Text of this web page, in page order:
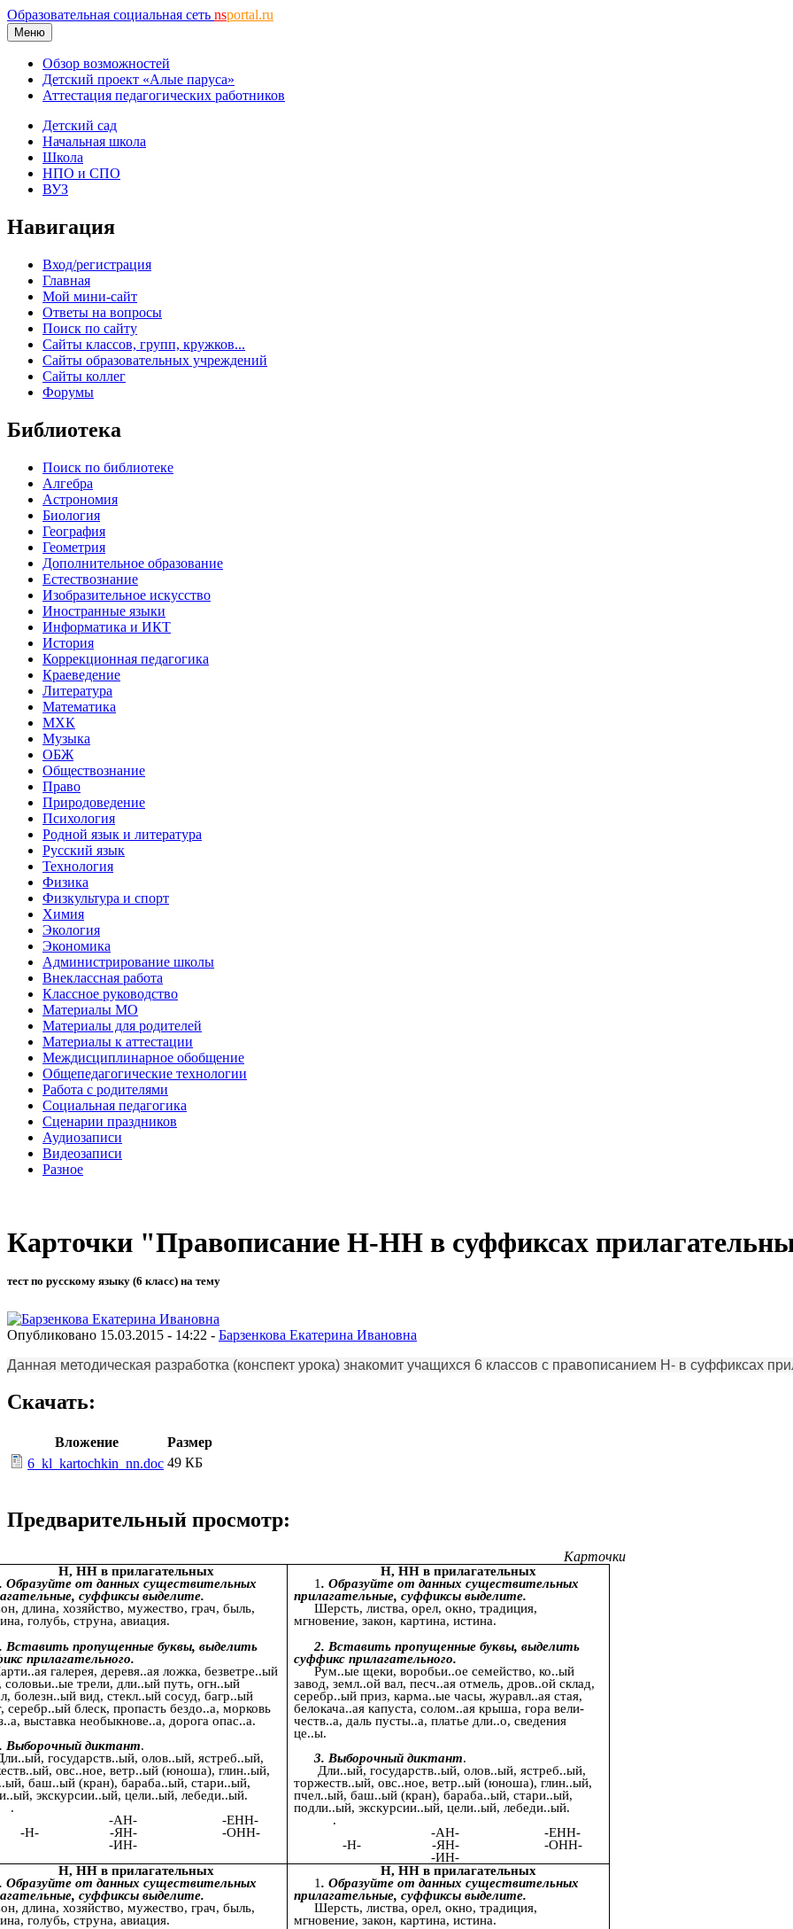
Образовательная социальная сеть nsportal.ru
Меню
Обзор возможностей
Детский проект «Алые паруса»
Аттестация педагогических работников
Детский сад
Начальная школа
Школа
НПО и СПО
ВУЗ
Навигация
Вход/регистрация
Главная
Мой мини-сайт
Ответы на вопросы
Поиск по сайту
Сайты классов, групп, кружков...
Сайты образовательных учреждений
Сайты коллег
Форумы
Библиотека
Поиск по библиотеке
Алгебра
Астрономия
Биология
География
Геометрия
Дополнительное образование
Естествознание
Изобразительное искусство
Иностранные языки
Информатика и ИКТ
История
Коррекционная педагогика
Краеведение
Литература
Математика
МХК
Музыка
ОБЖ
Обществознание
Право
Природоведение
Психология
Родной язык и литература
Русский язык
Технология
Физика
Физкультура и спорт
Химия
Экология
Экономика
Администрирование школы
Внеклассная работа
Классное руководство
Материалы МО
Материалы для родителей
Материалы к аттестации
Междисциплинарное обобщение
Общепедагогические технологии
Работа с родителями
Социальная педагогика
Сценарии праздников
Аудиозаписи
Видеозаписи
Разное
Карточки "Правописание Н-НН в суффиксах
тест по русскому языку (6 класс) на тему
Опубликовано 15.03.2015 - 14:22 - Барзенкова Екатерина Ивановна
Данная методическая разработка (конспект урока) знакомит учащихся 6 классов с правописанием Н- в суффиксах
Скачать:
Вложение
Размер
6_kl_kartochkin_nn.doc 49 КБ
Предварительный просмотр:
Карточки
Н, НН в прилагательных
Образуйте от данных существительных
суффиксы выделите.
длина, хозяйство, мужество, грач, быль,
голубь, струна, авиация.
Вставить пропущенные буквы, выделить
прилагательного.
галерея, деревя..ая ложка, безветре..ый
соловьи..ые трели, дли..ый путь, огн..ый
болезн..ый вид, стекл..ый сосуд, багр..ый
серебр..ый блеск, пропасть бездо..а, морковь
выставка необыкнове..а, дорога опас..а.
Выборочный диктант.
государств..ый, олов..ый, ястреб..ый,
овс..ное, ветр..ый (юноша), глин..ый,
баш..ый (кран), бараба..ый, стари..ый,
экскурсии..ый, цели..ый, лебеди..ый.
АН- -ЕНН-
Н- -ЯН- -ОНН-
ИН-
Н, НН в прилагательных
1. Образуйте от данных существительных
прилагательные, суффиксы выделите.
Шерсть, листва, орел, окно, традиция,
мгновение, закон, картина, истина.
2. Вставить пропущенные буквы, выделить
суффикс прилагательного.
Рум..ые щеки, воробьи..ое семейство, ко..ый
завод, земл..ой вал, песч..ая отмель, дров..ой склад,
серебр..ый приз, карма..ые часы, журавл..ая стая,
белокача..ая капуста, солом..ая крыша, гора вели-
честв..а, даль пусты..а, платье дли..о, сведения
це..ы.
3. Выборочный диктант.
Дли..ый, государств..ый, олов..ый, ястреб..ый,
торжеств..ый, овс..ное, ветр..ый (юноша), глин..ый,
пчел..ый, баш..ый (кран), бараба..ый, стари..ый,
подли..ый, экскурсии..ый, цели..ый, лебеди..ый.
.
-АН- -ЕНН-
-Н- -ЯН- -ОНН-
-ИН-
Н, НН в прилагательных
Образуйте от данных существительных
суффиксы выделите.
длина, хозяйство, мужество, грач, быль,
голубь, струна, авиация.
Н, НН в прилагательных
1. Образуйте от данных существительных
прилагательные, суффиксы выделите.
Шерсть, листва, орел, окно, традиция,
мгновение, закон, картина, истина.